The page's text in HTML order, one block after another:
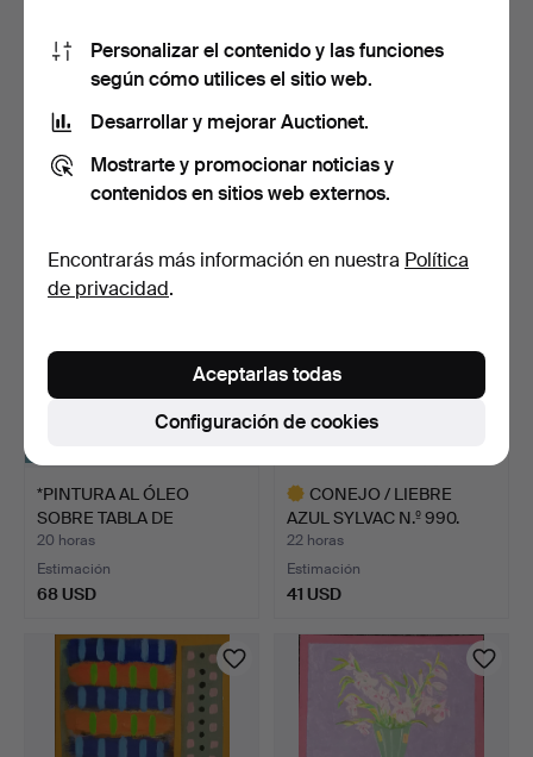
*TAZA Y PLATO
TREMBLEUSE ORIENTAL.
Estimación
48 USD
NADANDO ROYAL
Estimación
41 USD
*PINTURA AL ÓLEO
SOBRE TABLA DE
ANTOINETTE…
20 horas
Estimación
68 USD
CONEJO / LIEBRE
AZUL SYLVAC N.º 990.
22 horas
Estimación
41 USD
Personalizar el contenido y las funciones
según cómo utilices el sitio web.
Desarrollar y mejorar Auctionet.
Mostrarte y promocionar noticias y
contenidos en sitios web externos.
Encontrarás más información en nuestra Política
de privacidad.
Configuración de cookies
Aceptarlas todas